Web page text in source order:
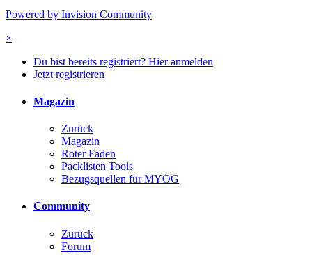
Powered by Invision Community
×
Du bist bereits registriert? Hier anmelden
Jetzt registrieren
Magazin
Zurück
Magazin
Roter Faden
Packlisten Tools
Bezugsquellen für MYOG
Community
Zurück
Forum